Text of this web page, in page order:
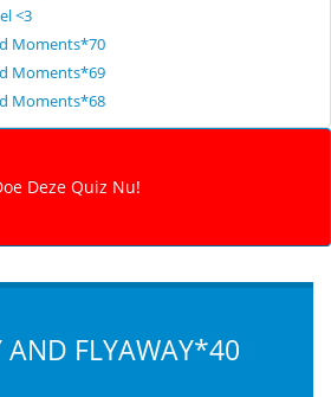
<3
Moments*70
Moments*69
Moments*68
AND FLYAWAY*40